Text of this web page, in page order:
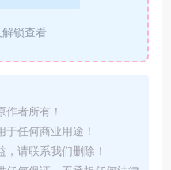
解锁查看
者所有！
任何商业用途！
请联系我们删除！